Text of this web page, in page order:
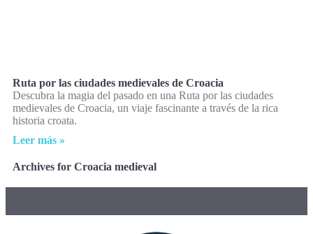
Ruta por las ciudades medievales de Croacia
Descubra la magia del pasado en una Ruta por las ciudades
medievales de Croacia, un viaje fascinante a través de la rica
historia croata.
Leer más »
Archives for Croacia medieval